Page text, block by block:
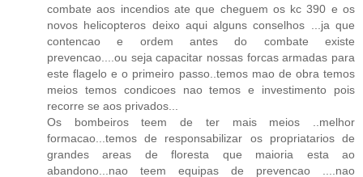
combate aos incendios ate que cheguem os kc 390 e os
novos helicopteros deixo aqui alguns conselhos ...ja que
contencao e ordem antes do combate existe
prevencao....ou seja capacitar nossas forcas armadas para
este flagelo e o primeiro passo..temos mao de obra temos
meios temos condicoes nao temos e investimento pois
recorre se aos privados...
Os bombeiros teem de ter mais meios ..melhor
formacao...temos de responsabilizar os propriatarios de
grandes areas de floresta que maioria esta ao
abandono...nao teem equipas de prevencao ....nao